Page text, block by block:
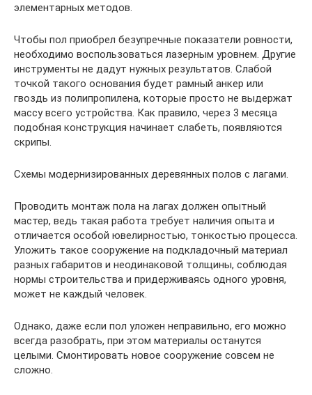
элементарных методов.
Чтобы пол приобрел безупречные показатели ровности,
необходимо воспользоваться лазерным уровнем. Другие
инструменты не дадут нужных результатов. Слабой
точкой такого основания будет рамный анкер или
гвоздь из полипропилена, которые просто не выдержат
массу всего устройства. Как правило, через 3 месяца
подобная конструкция начинает слабеть, появляются
скрипы.
Схемы модернизированных деревянных полов с лагами.
Проводить монтаж пола на лагах должен опытный
мастер, ведь такая работа требует наличия опыта и
отличается особой ювелирностью, тонкостью процесса.
Уложить такое сооружение на подкладочный материал
разных габаритов и неодинаковой толщины, соблюдая
нормы строительства и придерживаясь одного уровня,
может не каждый человек.
Однако, даже если пол уложен неправильно, его можно
всегда разобрать, при этом материалы останутся
целыми. Смонтировать новое сооружение совсем не
сложно.